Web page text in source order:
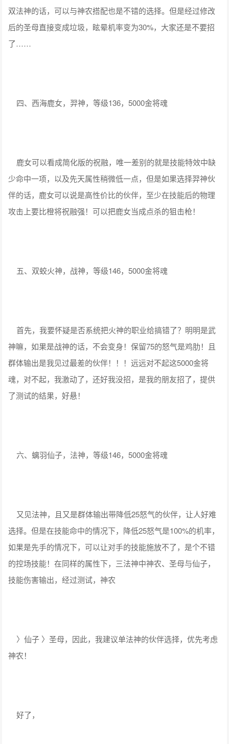
双法神的话，可以与神农搭配也是不错的选择。但是经过修改
后的圣母直接变成垃圾，眩晕机率变为30%，大家还是不要招
了……
四、西海鹿女，羿神，等级136，5000金将魂
鹿女可以看成简化版的祝融，唯一差别的就是技能特效中缺
少命中一项，以及先天属性稍微低一点，但是如果选择羿神伙
伴的话，鹿女可以说是高性价比的伙伴，至少在技能后的物理
攻击上要比橙将祝融强！可以把鹿女当成点杀的狙击枪！
五、双蛟火神，战神，等级146，5000金将魂
首先，我要怀疑是否系统把火神的职业给搞错了？明明是武
神嘛，如果是战神的话，不会变身！保留75的怒气是鸡肋！且
群体输出是我见过最差的伙伴！！！远远对不起这5000金将
魂，对不起，我激动了，还好我没招，是我的朋友招了，提供
了测试的结果，好悬！
六、螭羽仙子，法神，等级146，5000金将魂
又见法神，且又是群体输出带降低25怒气的伙伴，让人好难
选择。但是在技能命中的情况下，降低25怒气是100%的机率，
如果是先手的情况下，可以让对手的技能施放不了，是个不错
的控场技能！在同样的属性下，三法神中神农、圣母与仙子，
技能伤害输出，经过测试，神农
〉仙子 〉圣母，因此，我建议单法神的伙伴选择，优先考虑
神农！
好了，